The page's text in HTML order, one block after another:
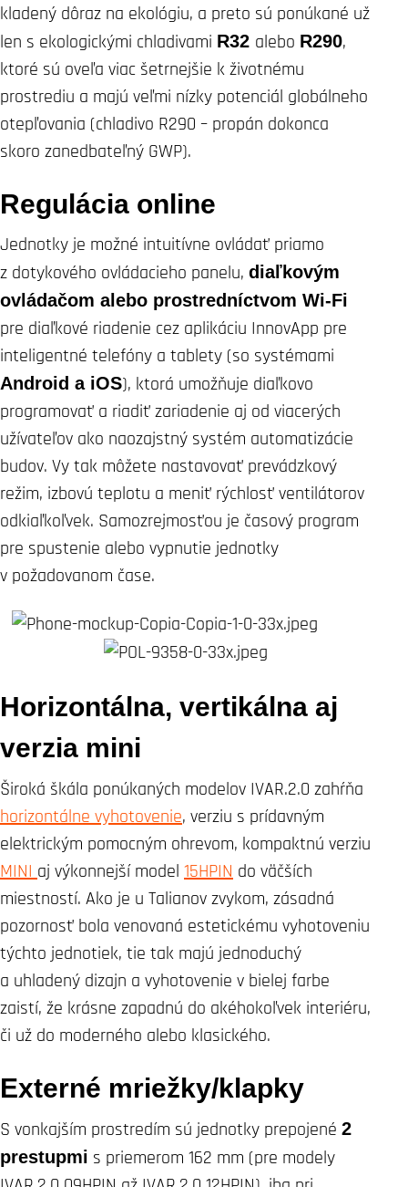
kladený dôraz na ekológiu, a preto sú ponúkané už
len s ekologickými chladivami R32 alebo R290,
ktoré sú oveľa viac šetrnejšie k životnému
prostrediu a majú veľmi nízky potenciál globálneho
otepľovania (chladivo R290 – propán dokonca
skoro zanedbateľný GWP).
Regulácia online
Jednotky je možné intuitívne ovládať priamo
z dotykového ovládacieho panelu, diaľkovým
ovládačom alebo prostredníctvom Wi-Fi
pre diaľkové riadenie cez aplikáciu InnovApp pre
inteligentné telefóny a tablety (so systémami
Android a iOS), ktorá umožňuje diaľkovo
programovať a riadiť zariadenie aj od viacerých
užívateľov ako naozajstný systém automatizácie
budov. Vy tak môžete nastavovať prevádzkový
režim, izbovú teplotu a meniť rýchlosť ventilátorov
odkiaľkoľvek. Samozrejmosťou je časový program
pre spustenie alebo vypnutie jednotky
v požadovanom čase.
Horizontálna, vertikálna aj
verzia mini
Široká škála ponúkaných modelov IVAR.2.0 zahŕňa
horizontálne vyhotovenie, verziu s prídavným
elektrickým pomocným ohrevom, kompaktnú verziu
MINI aj výkonnejší model 15HPIN do väčších
miestností. Ako je u Talianov zvykom, zásadná
pozornosť bola venovaná estetickému vyhotoveniu
týchto jednotiek, tie tak majú jednoduchý
a uhladený dizajn a vyhotovenie v bielej farbe
zaistí, že krásne zapadnú do akéhokoľvek interiéru,
či už do moderného alebo klasického.
Externé mriežky/klapky
S vonkajším prostredím sú jednotky prepojené 2
prestupmi s priemerom 162 mm (pre modely